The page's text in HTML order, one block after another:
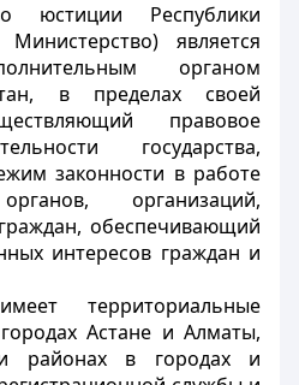
юстиции Республики
является
органом
в пределах своей
правовое
государства,
законности в работе
организаций,
обеспечивающий
интересов граждан и
территориальные
Астане и Алматы,
районах в городах и